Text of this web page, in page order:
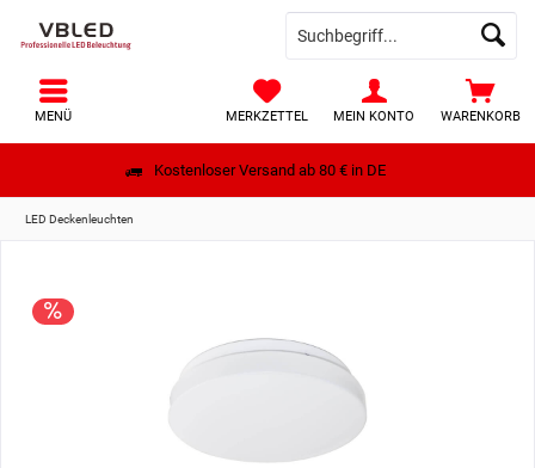
Kostenloser Versand ab 80 € in DE
WARENKORB
MERKZETTEL MEIN KONTO
MENÜ
LED Deckenleuchten